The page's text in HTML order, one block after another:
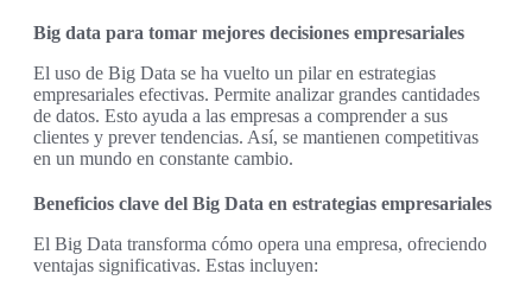
Big data para tomar mejores decisiones empresariales
El uso de Big Data se ha vuelto un pilar en estrategias
empresariales efectivas. Permite analizar grandes cantidades
de datos. Esto ayuda a las empresas a comprender a sus
clientes y prever tendencias. Así, se mantienen competitivas
en un mundo en constante cambio.
Beneficios clave del Big Data en estrategias empresariales
El Big Data transforma cómo opera una empresa, ofreciendo
ventajas significativas. Estas incluyen: